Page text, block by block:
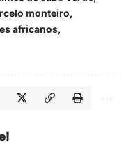
monteiro
africanos